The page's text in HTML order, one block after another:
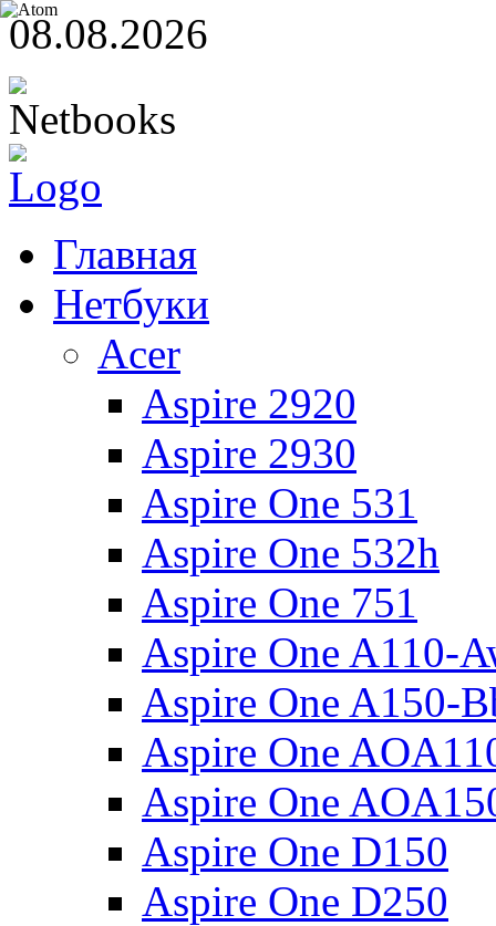
08.08.2026
Главная
Нетбуки
Acer
Aspire 2920
Aspire 2930
Aspire One 531
Aspire One 532h
Aspire One 751
Aspire One A110-
Aspire One A150-
Aspire One
Aspire One
Aspire One D150
Aspire One D250